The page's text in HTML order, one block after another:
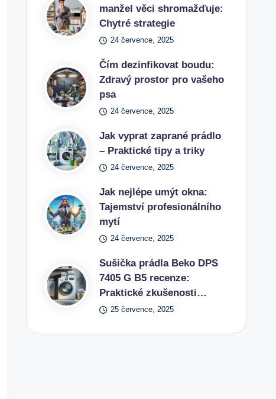
manžel věci shromažďuje:
Chytré strategie
24 července, 2025
Čím dezinfikovat boudu:
Zdravý prostor pro vašeho
psa
24 července, 2025
Jak vyprat zaprané prádlo
– Praktické tipy a triky
24 července, 2025
Jak nejlépe umýt okna:
Tajemství profesionálního
mytí
24 července, 2025
Sušička prádla Beko DPS
7405 G B5 recenze:
Praktické zkušenosti…
25 července, 2025